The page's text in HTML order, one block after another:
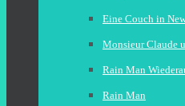
Eine Couch in
Monsieur Claude
Rain Man
Rain Man